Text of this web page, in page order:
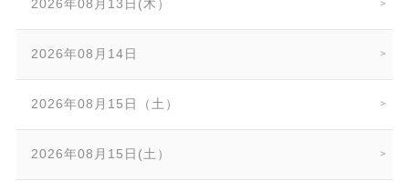
2026年08月13日(木）
2026年08月14日
2026年08月15日（土）
2026年08月15日(土）